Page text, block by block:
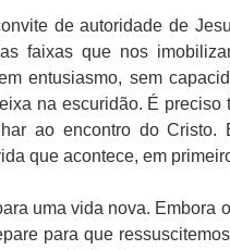
de autoridade de
faixas que nos
entusiasmo, sem
na escuridão. É
ao encontro do Cristo.
que acontece, em
uma vida nova. Embora
para que